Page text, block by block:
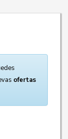
ofertas